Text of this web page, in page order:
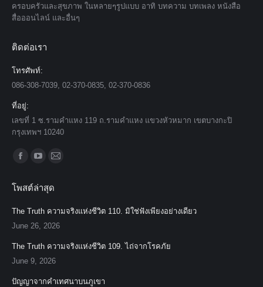
ครอบครัวและสุขภาพ ในหลายๆรูปแบบ อาทิ บทความ บทเพลง หนังสือ
สื่อออนไลน์ และอื่นๆ
ติดต่อเรา
โทรศัพท์:
086-308-7039, 02-370-0835, 02-370-0836
ที่อยู่:
เลขที่ 1 ซ.รามคำแหง 119 ถ.รามคำแหง แขวงหัวหมาก เขตบางกะปิ
กรุงเทพฯ 10240
Find us on:
opens
in
new
opens
in
new
in
new
โพสต์ล่าสุด
The Truth ความจริงแห่งชีวิต 110. มิใช่ฟังเพียงอย่างเดียว
June 26, 2026
The Truth ความจริงแห่งชีวิต 109. ไถ่จากโรคภัย
June 9, 2026
ปัญญาจากคำเทศนาบนภูเขา